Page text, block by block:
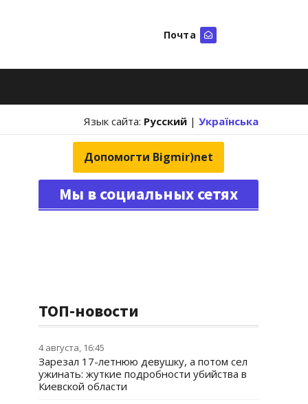
Почта
Язык сайта: Русский | Українська
Допомогти Bigmir)net
Мы в социальных сетях
ТОП-новости
4 августа, 16:45
Зарезал 17-летнюю девушку, а потом сел
ужинать: жуткие подробности убийства в
Киевской области